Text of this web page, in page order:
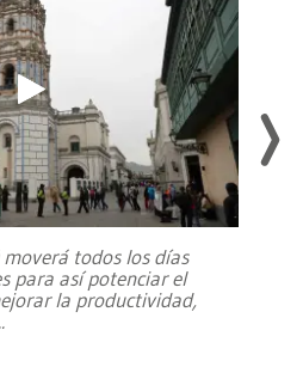
moverá todos los días
para así potenciar el
la productividad,